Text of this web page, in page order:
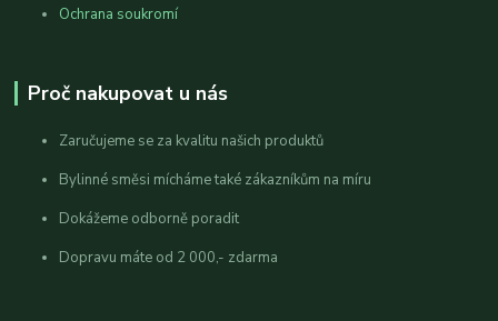
Ochrana soukromí
Proč nakupovat u nás
Zaručujeme se za kvalitu našich produktů
Bylinné směsi mícháme také zákazníkům na míru
Dokážeme odborně poradit
Dopravu máte od 2 000,- zdarma